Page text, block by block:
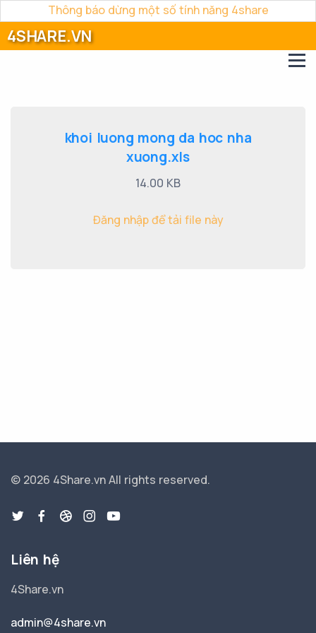
Thông báo dừng một số tính năng 4share
4SHARE.VN
khoi luong mong da hoc nha
xuong.xls
14.00 KB
Đăng nhập để tải file này
© 2026 4Share.vnAll rights reserved.
Liên hệ
4Share.vn
admin@4share.vn